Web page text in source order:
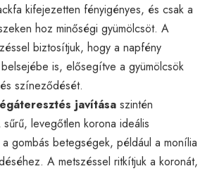
kifejezetten fényigényes, és csak a
hoz minőségi gyümölcsöt. A
biztosítjuk, hogy a napfény
is, elősegítve a gyümölcsök
színeződését.
javítása szintén
levegőtlen korona ideális
gombás betegségek, például a monília
A metszéssel ritkítjuk a koronát,